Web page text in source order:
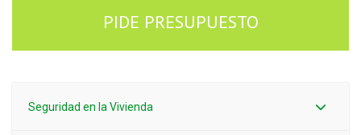
PIDE PRESUPUESTO
Seguridad en la Vivienda